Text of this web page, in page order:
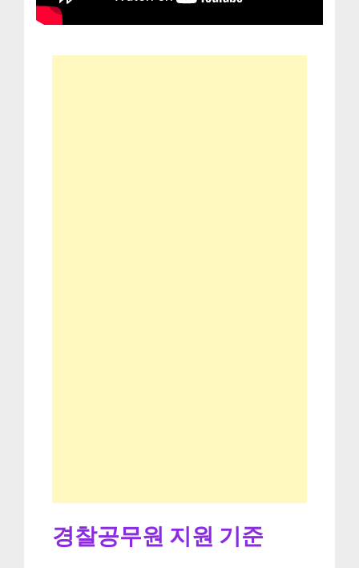
경찰공무원 지원 기준